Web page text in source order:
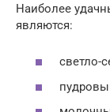
Наиболее
являются:
светло-